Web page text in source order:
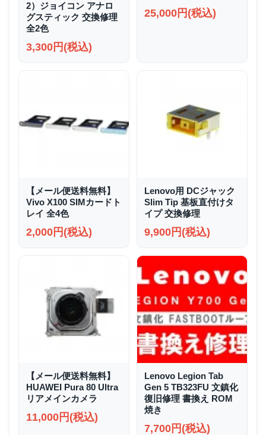
2）ジョイコン アナロ
グスティック 交換修理
全2色
3,300円(税込)
25,000円(税込)
【メール便送料無料】
Vivo X100 SIMカードト
レイ 全4色
2,000円(税込)
Lenovo用 DCジャック
Slim Tip 基板直付けタ
イプ 交換修理
9,900円(税込)
【メール便送料無料】
HUAWEI Pura 80 Ultra
リアメインカメラ
11,000円(税込)
Lenovo Legion Tab
Gen 5 TB323FU 文鎮化
復旧修理 書換え ROM
焼き
7,700円(税込)